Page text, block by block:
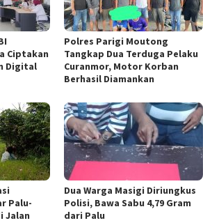
Ciptakan
Digital
Polres Parigi Moutong
Tangkap Dua Terduga Pelaku
Curanmor, Motor Korban
Berhasil Diamankan
Palu-
Jalan
Dua Warga Masigi Diriungkus
Polisi, Bawa Sabu 4,79 Gram
dari Palu